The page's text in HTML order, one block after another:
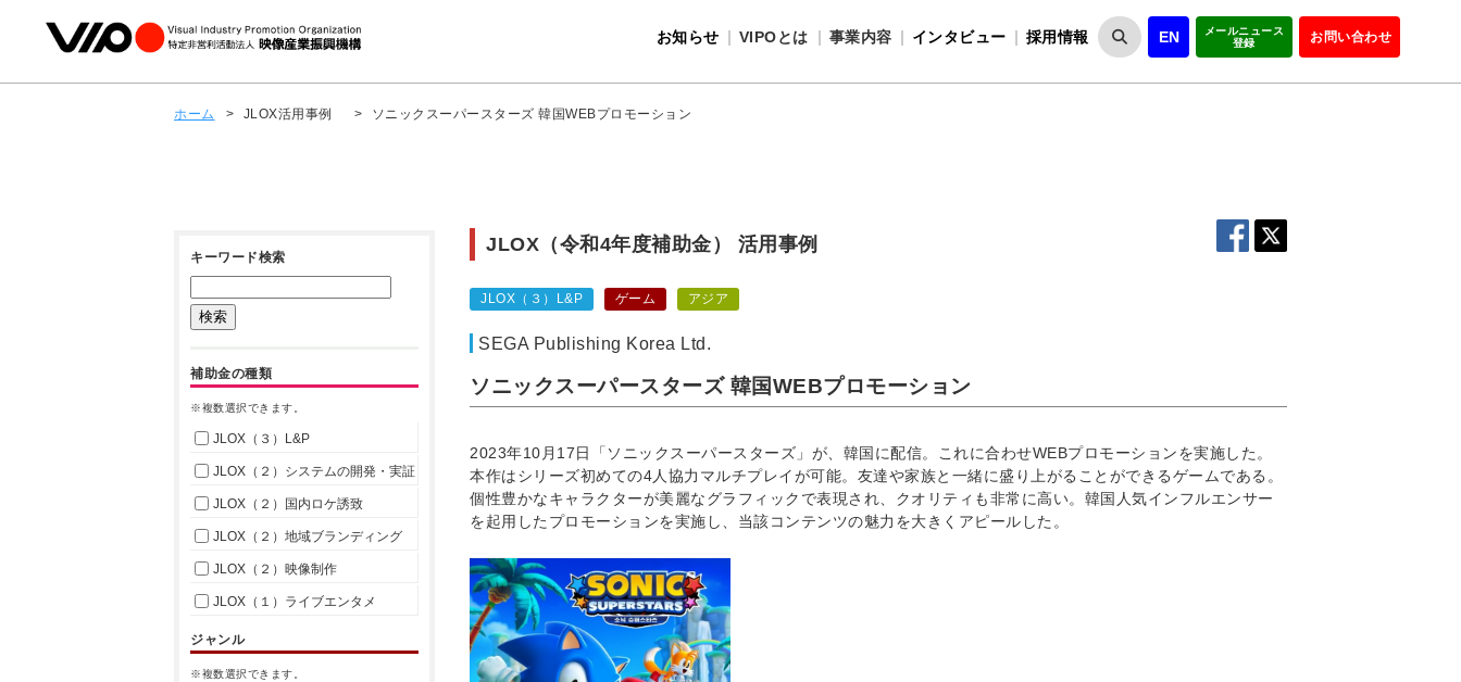
お知らせ VIPOとは
VIPOとは
事業内容
インタビュー 採用情報 EN
メールニュース
登録
お問い合わせ
ホーム > JLOX活用事例 > ソニックスーパースターズ 韓国WEBプロモーション
JLOX（令和4年度補助金） 活用事例
JLOX（３）L&P ゲーム アジア
SEGA Publishing Korea Ltd.
ソニックスーパースターズ 韓国WEBプロモーション
2023年10月17日「ソニックスーパースターズ」が、韓国に配信。これに合わせWEBプロモーションを実施した。
本作はシリーズ初めての4人協力マルチプレイが可能。友達や家族と一緒に盛り上がることができるゲームである。
個性豊かなキャラクターが美麗なグラフィックで表現され、クオリティも非常に高い。韓国人気インフルエンサー
を起用したプロモーションを実施し、当該コンテンツの魅力を大きくアピールした。
キーワード検索
補助金の種類
※複数選択できます。
JLOX（３）L&P
JLOX（２）システムの開発・実証
JLOX（２）国内ロケ誘致
JLOX（２）地域ブランディング
JLOX（２）映像制作
JLOX（１）ライブエンタメ
ジャンル
※複数選択できます。